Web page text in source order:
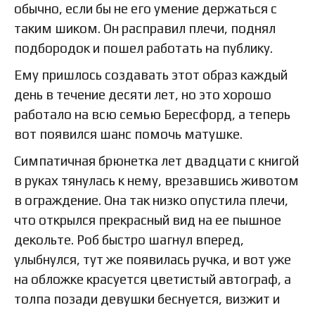
обычно, если бы не его умение держаться с
таким шиком. Он расправил плечи, поднял
подбородок и пошел работать на публику.
Ему пришлось создавать этот образ каждый
день в течение десяти лет, но это хорошо
работало на всю семью Бересфорд, а теперь
вот появился шанс помочь матушке.
Симпатичная брюнетка лет двадцати с книгой
в руках тянулась к нему, врезавшись животом
в ограждение. Она так низко опустила плечи,
что открылся прекрасный вид на ее пышное
декольте. Роб быстро шагнул вперед,
улыбнулся, тут же появилась ручка, и вот уже
на обложке красуется цветистый автограф, а
толпа позади девушки беснуется, визжит и